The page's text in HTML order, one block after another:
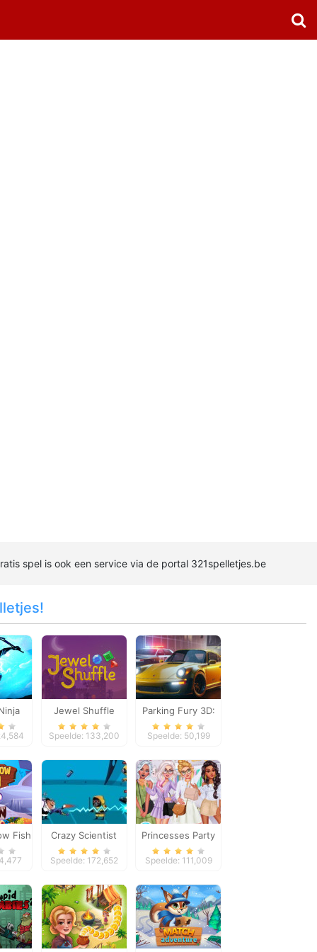
spel is ook een service via de portal 321spelletjes.be
Jewel Shuffle
Speelde: 133,200
Parking Fury 3D:
Night City
Speelde: 50,199
Fish Crazy Scientist
Speelde: 172,652
Princesses Party
Crashers
Speelde: 111,009